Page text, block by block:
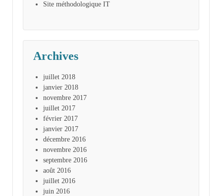
Site méthodologique IT
Archives
juillet 2018
janvier 2018
novembre 2017
juillet 2017
février 2017
janvier 2017
décembre 2016
novembre 2016
septembre 2016
août 2016
juillet 2016
juin 2016